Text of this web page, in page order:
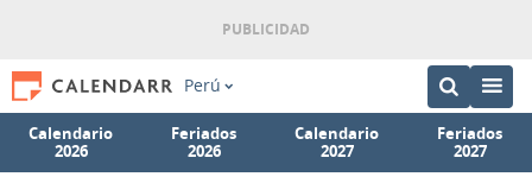
Perú
Calendario
2026
Feriados
2026
Calendario
2027
Feriados
2027